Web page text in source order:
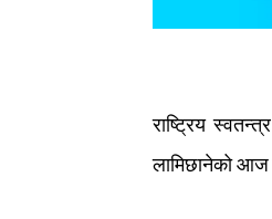
राष्ट्रिय स्वतन्त्र
लामिछानेकोआज